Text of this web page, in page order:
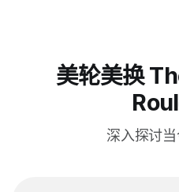
美轮美换
深入探讨